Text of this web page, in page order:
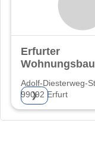
Erfurter
Adolf-Diesterweg-
99092 Erfurt
❯